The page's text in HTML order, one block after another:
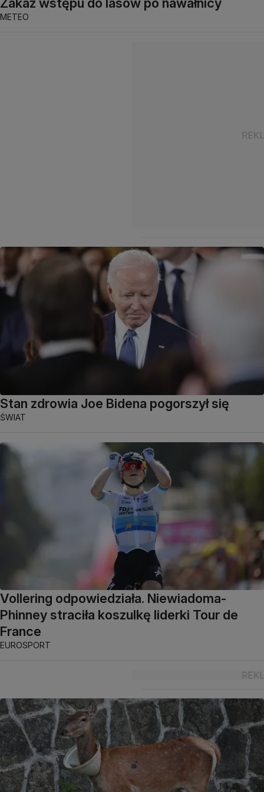
Zakaz wstępu do lasów po nawałnicy
METEO
Stan zdrowia Joe Bidena pogorszył się
ŚWIAT
Vollering odpowiedziała. Niewiadoma-
Phinney straciła koszulkę liderki Tour de
France
EUROSPORT